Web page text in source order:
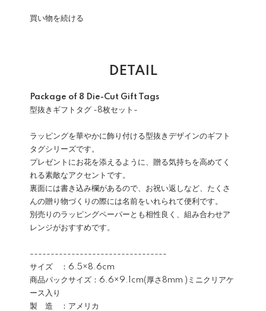
買い物を続ける
DETAIL
Package of 8 Die-Cut Gift Tags
型抜きギフトタグ -8枚セット-
ラッピングを華やかに飾り付ける型抜きデザインのギフト
タグシリーズです。
プレゼントにお花を添えるように、贈る気持ちを高めてく
れる素敵なアクセントです。
裏面には書き込み欄があるので、お祝い返しなど、たくさ
んの贈り物づくりの際には名前をいれられて便利です。
別売りのラッピングペーパーとも相性良く、組み合わせア
レンジがおすすめです。
---------------------------------
サイズ ：6.5×8.6cm
商品パックサイズ：6.6×9.1cm(厚さ8mm )ミニクリアケ
ース入り
製 造 ：アメリカ